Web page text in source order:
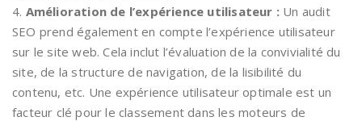
4. Amélioration de l’expérience utilisateur : Un audit
SEO prend également en compte l’expérience utilisateur
sur le site web. Cela inclut l’évaluation de la convivialité du
site, de la structure de navigation, de la lisibilité du
contenu, etc. Une expérience utilisateur optimale est un
facteur clé pour le classement dans les moteurs de